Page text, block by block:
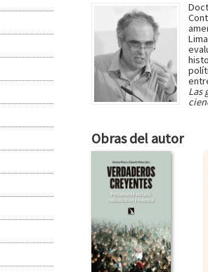
Las
Obras del autor